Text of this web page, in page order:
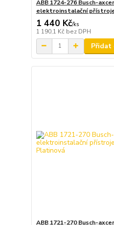
ABB 1724-276 Busch-
elektroinstalační
1 440 Kč/ks
1 190,1 Kč bez DPH
Přidat
ABB 1721-270 Busch-